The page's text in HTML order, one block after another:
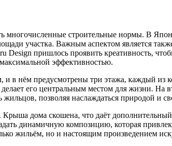
многочисленные строительные нормы. В
участка. Важным аспектом является
пришлось проявить креативность,
эффективностью.
и в нём предусмотрены три этажа, каждый
его центральным местом для жизни. На
жильцов, позволяя наслаждаться природой и
дома скошена, что даёт
динамичную композицию, которая
жильём, но и настоящим произведением